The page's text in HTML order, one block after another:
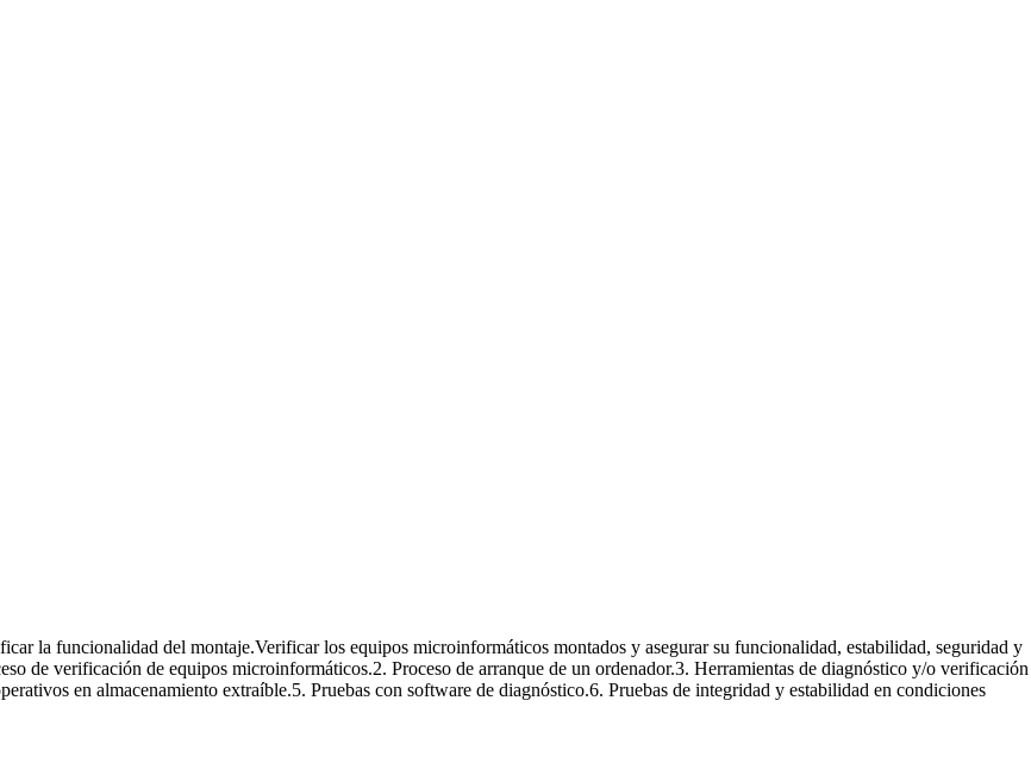
la funcionalidad del montaje.Verificar los equipos microinformáticos montados y asegurar su funcionalidad, estabilidad, seguridad y
de verificación de equipos microinformáticos.2. Proceso de arranque de un ordenador.3. Herramientas de diagnóstico y/o verificación
en almacenamiento extraíble.5. Pruebas con software de diagnóstico.6. Pruebas de integridad y estabilidad en condiciones